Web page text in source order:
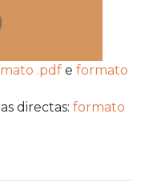
.pdf e formato
directas: formato